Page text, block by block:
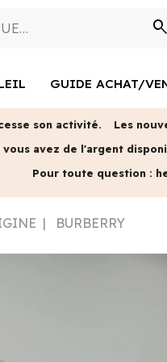
search
GUIDE ACHAT/
son activité.
Les
vous avez de l'argent
Pour toute question :
BURBERRY